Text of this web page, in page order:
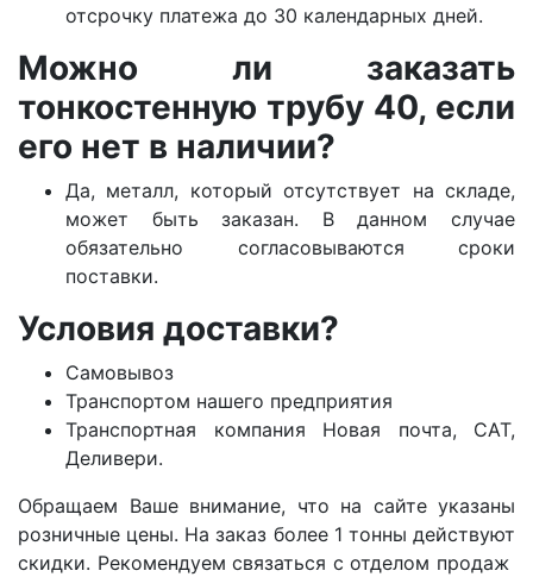
отсрочку платежа до 30 календарных дней.
Можно ли заказать
тонкостенную трубу 40, если
его нет в наличии?
Да, металл, который отсутствует на складе,
может быть заказан. В данном случае
обязательно согласовываются сроки
поставки.
Условия доставки?
Самовывоз
Транспортом нашего предприятия
Транспортная компания Новая почта, САТ,
Деливери.
Обращаем Ваше внимание, что на сайте указаны
розничные цены. На заказ более 1 тонны действуют
скидки. Рекомендуем связаться с отделом продаж